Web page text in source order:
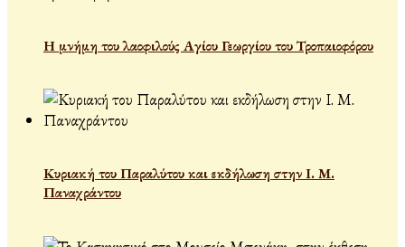
Η μνήμη του λαοφιλούς Αγίου Γεωργίου του Τροπαιοφόρου
Κυριακή του Παραλύτου και εκδήλωση στην Ι. Μ.
Παναχράντου